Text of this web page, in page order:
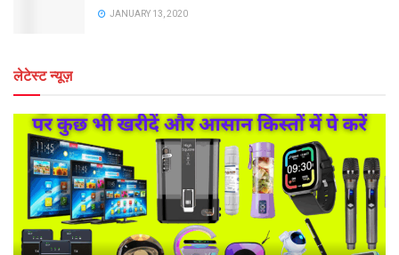
JANUARY 13, 2020
लेटेस्ट न्यूज़